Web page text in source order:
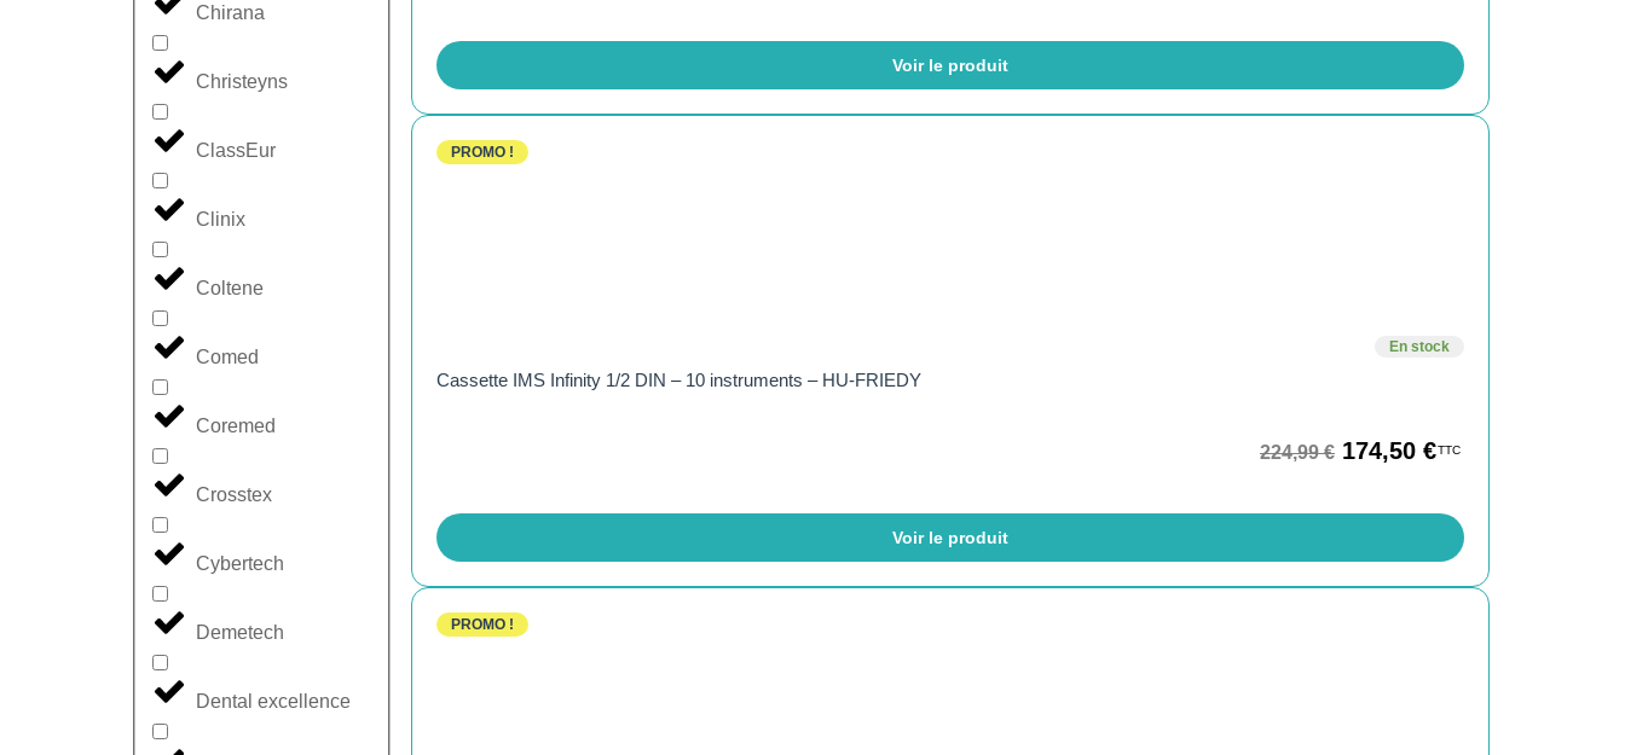
Chirana
Christeyns
ClassEur
Clinix
Coltene
Comed
Coremed
Crosstex
Cybertech
Demetech
Dental excellence
Voir le produit
PROMO !
En stock
Cassette IMS Infinity 1/2 DIN – 10 instruments – HU-FRIEDY
224,99€ 174,50 €TTC
Voir le produit
PROMO !